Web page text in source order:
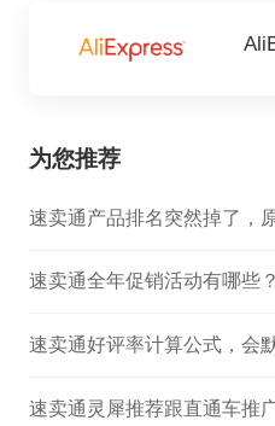
为您推荐
速卖通全年促销活动有哪些
速卖通好评率计算公式，会